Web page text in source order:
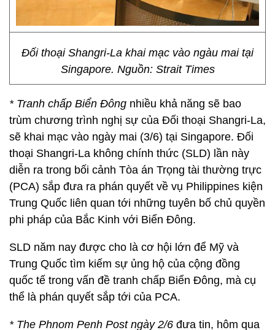
Đối thoại Shangri-La khai mạc vào ngàu mai tại
Singapore. Nguồn: Strait Times
* Tranh chấp Biển Đông nhiều khả năng sẽ bao
trùm chương trình nghị sự của Đối thoại Shangri-La,
sẽ khai mạc vào ngày mai (3/6) tại Singapore. Đối
thoại Shangri-La không chính thức (SLD) lần này
diễn ra trong bối cảnh Tòa án Trọng tài thường trực
(PCA) sắp đưa ra phán quyết về vụ Philippines kiện
Trung Quốc liên quan tới những tuyên bố chủ quyền
phi pháp của Bắc Kinh với Biển Đông.
SLD năm nay được cho là cơ hội lớn để Mỹ và
Trung Quốc tìm kiếm sự ủng hộ của cộng đồng
quốc tế trong vấn đề tranh chấp Biển Đông, mà cụ
thể là phán quyết sắp tới của PCA.
* The Phnom Penh Post ngày 2/6 đưa tin, hôm qua